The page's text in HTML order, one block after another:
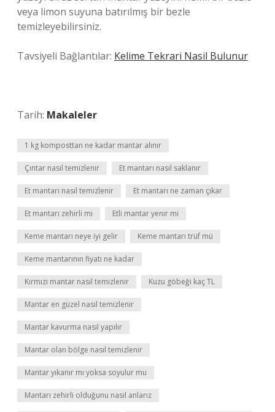
veya limon suyuna batırılmış bir bezle
temizleyebilirsiniz.
Tavsiyeli Bağlantılar: Kelime Tekrari Nasil Bulunur
Tarih: Makaleler
1 kg komposttan ne kadar mantar alınır
Çıntar nasıl temizlenir Et mantarı nasıl saklanır
Et mantarı nasıl temizlenir Et mantarı ne zaman çıkar
Et mantarı zehirli mi Etli mantar yenir mi
Keme mantarı neye iyi gelir Keme mantarı trüf mü
Keme mantarının fiyatı ne kadar
Kırmızı mantar nasıl temizlenir Kuzu göbeği kaç TL
Mantar en güzel nasıl temizlenir
Mantar kavurma nasıl yapılır
Mantar olan bölge nasıl temizlenir
Mantar yıkanır mı yoksa soyulur mu
Mantarı zehirli olduğunu nasıl anlarız